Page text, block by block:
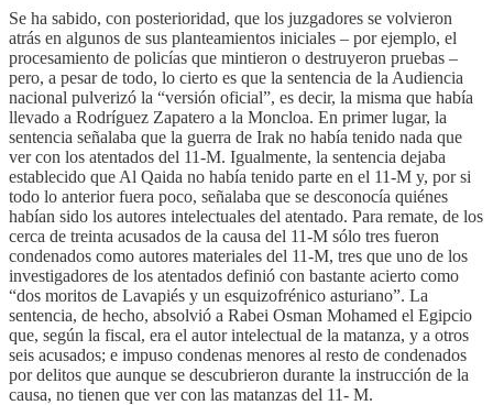
Se ha sabido, con posterioridad, que los juzgadores se volvieron
atrás en algunos de sus planteamientos iniciales – por ejemplo, el
procesamiento de policías que mintieron o destruyeron pruebas –
pero, a pesar de todo, lo cierto es que la sentencia de la Audiencia
nacional pulverizó la “versión oficial”, es decir, la misma que había
llevado a Rodríguez Zapatero a la Moncloa. En primer lugar, la
sentencia señalaba que la guerra de Irak no había tenido nada que
ver con los atentados del 11-M. Igualmente, la sentencia dejaba
establecido que Al Qaida no había tenido parte en el 11-M y, por si
todo lo anterior fuera poco, señalaba que se desconocía quiénes
habían sido los autores intelectuales del atentado. Para remate, de los
cerca de treinta acusados de la causa del 11-M sólo tres fueron
condenados como autores materiales del 11-M, tres que uno de los
investigadores de los atentados definió con bastante acierto como
“dos moritos de Lavapiés y un esquizofrénico asturiano”. La
sentencia, de hecho, absolvió a Rabei Osman Mohamed el Egipcio
que, según la fiscal, era el autor intelectual de la matanza, y a otros
seis acusados; e impuso condenas menores al resto de condenados
por delitos que aunque se descubrieron durante la instrucción de la
causa, no tienen que ver con las matanzas del 11- M.